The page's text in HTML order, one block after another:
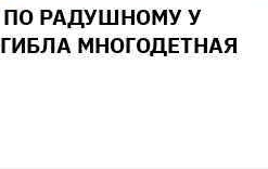
РАДУШНОМУ У
МНОГОДЕТНАЯ